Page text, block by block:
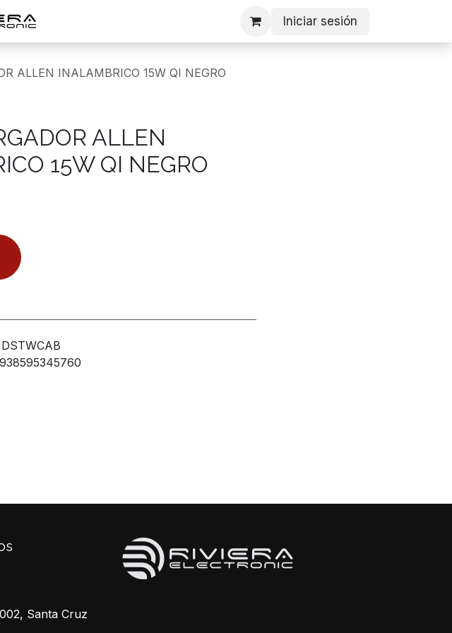
Iniciar sesión
ALLEN INALAMBRICO 15W QI NEGRO
ALLEN
15W QI NEGRO
DSTWCAB
Santa Cruz